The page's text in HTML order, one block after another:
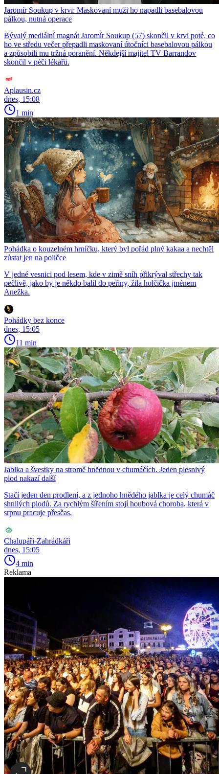
Jaromír Soukup v krvi: Maskovaní muži ho napadli basebalovou
pálkou, nutná operace
Bývalý mediální magnát Jaromír Soukup (57) skončil v krvi poté, co
ho ve středu večer přepadli maskovaní útočníci basebalovou pálkou
a způsobili mu tržná poranění. Někdejší majitel TV Barrandov
skončil v péči lékařů.
Aplausin.cz
dnes, 15:08
1 min
Pohádka o kouzelném hrníčku, který byl pořád plný kakaa a nechtěl
zůstat jen na poličce
V jedné vesnici pod lesem, kde v zimě sníh přikrýval střechy tak
pečlivě, jako by je někdo balil do peřiny, žila holčička jménem
Anežka.
Pohádky bez konce
dnes, 15:05
11 min
Jablka a švestky na stromě hnědnou v chumáčích. Jeden plesnivý
plod nakazí další
Stačí jeden den prodlení, a z jednoho hnědého jablka je celý chumáč
shnilých plodů. Za rychlým šířením stojí houbová choroba, která v
srpnu pracuje přesčas.
Chalupáři-Zahrádkáři
dnes, 15:05
4 min
Reklama